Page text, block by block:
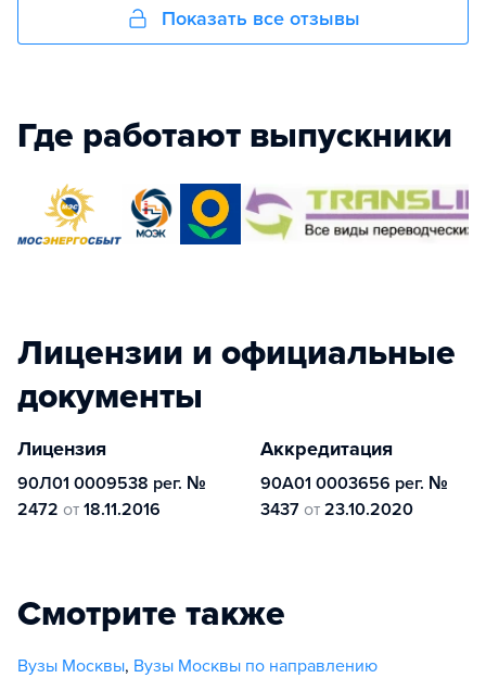
Показать все отзывы
Где работают выпускники
Лицензии и официальные
документы
Лицензия
90Л01 0009538 рег. №
2472 от 18.11.2016
Аккредитация
90А01 0003656 рег. №
3437 от 23.10.2020
Смотрите также
Вузы Москвы, Вузы Москвы по направлению